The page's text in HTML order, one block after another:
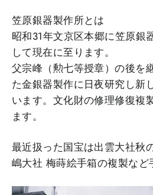
笠原銀器製作所とは
昭和31年文京区本郷に笠原銀
して現在に至ります。
父宗峰（勲七等授章）の後を
た金銀器製作に日夜研究し新
います。文化財の修理修復複
ます。
最近扱った国宝は出雲大社秋
嶋大社 梅蒔絵手箱の複製など